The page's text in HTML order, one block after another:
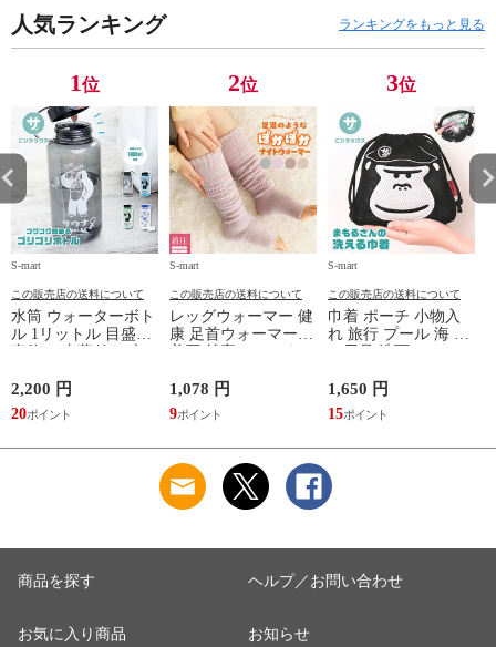
TOPAZ 1410
人気ランキング ランキングをもっと見る
1位
S-mart
この販売店の送料について
水筒 ウォーターボト
ル 1リットル 目盛り
直飲み 中蓋付き 大
マイボトル 動物 ア
ニマル ゴリラ ごリ
ラックス ゴリゴリボ
2,200 円
20
2位
S-mart
この販売店の送料について
レッグウォーマー 健
康 足首ウォーマー
着圧 就寝 おしゃれ
ふんわり 足湯のよう
なぽかぽかナイトウ
ォーマー inf-26
1,078 円
9
3位
S-mart
この販売店の送料について
巾着 ポーチ 小物入
れ 旅行 プール 海 バ
ス用品 洗面セット
サウナ ごリラックス
まもるさんの洗える
巾着 ブラック 黒
1,650 円
15
商品を探す
お気に入り商品
ヘルプ／お問い合わせ
お知らせ